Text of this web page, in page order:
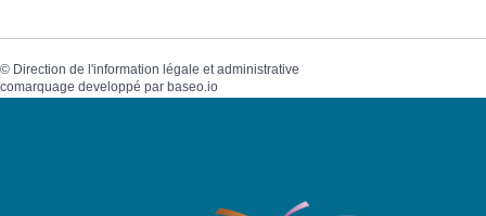
© Direction de l'information légale et administrative
comarquage developpé par baseo.io